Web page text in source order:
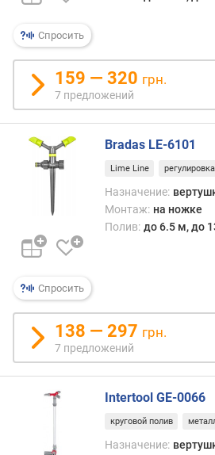
(
т
)
в
ы
с
о
т
ъ
е
а
р
с
у
н
Спросить
159 — 320 грн.
7 предложений
Спросить
Bradas LE-6101
Lime Line
Назначение:
Монтаж: на ножке
Полив: до 6.5 м, до
138 — 297 грн.
7 предложений
Intertool GE-0066
круговой полив
Назначение: